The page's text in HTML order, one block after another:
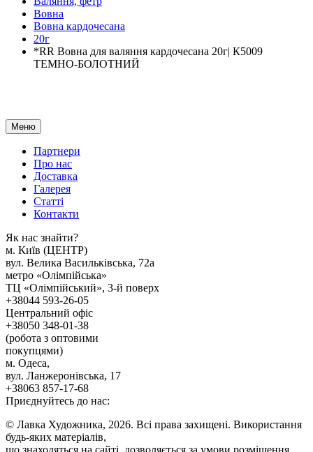
Вовна
Вовна кардочесана
20г
*RR Вовна для валяння кардочесана 20г| К5009
ТЕМНО-БОЛОТНИЙ
Меню
Партнери
Про нас
Доставка
Галерея
Статтi
Контакти
Як наc знайти?
м. Киïв (ЦЕНТР)
вул. Велика Васильківська, 72а
метро «Олімпійська»
ТЦ «Олімпійський», 3-й поверх
+38044 593-26-05
Центральний офіс
+38050 348-01-38
(робота з оптовими
покупцями)
м. Одеса,
вул. Ланжеронівська, 17
+38063 857-17-68
Приєднуйтесь до нас:
© Лавка Художника, 2026. Всі права захищені. Використання
будь-яких матеріалів,
що знаходяться на сайті, дозволяється за умови розміщення